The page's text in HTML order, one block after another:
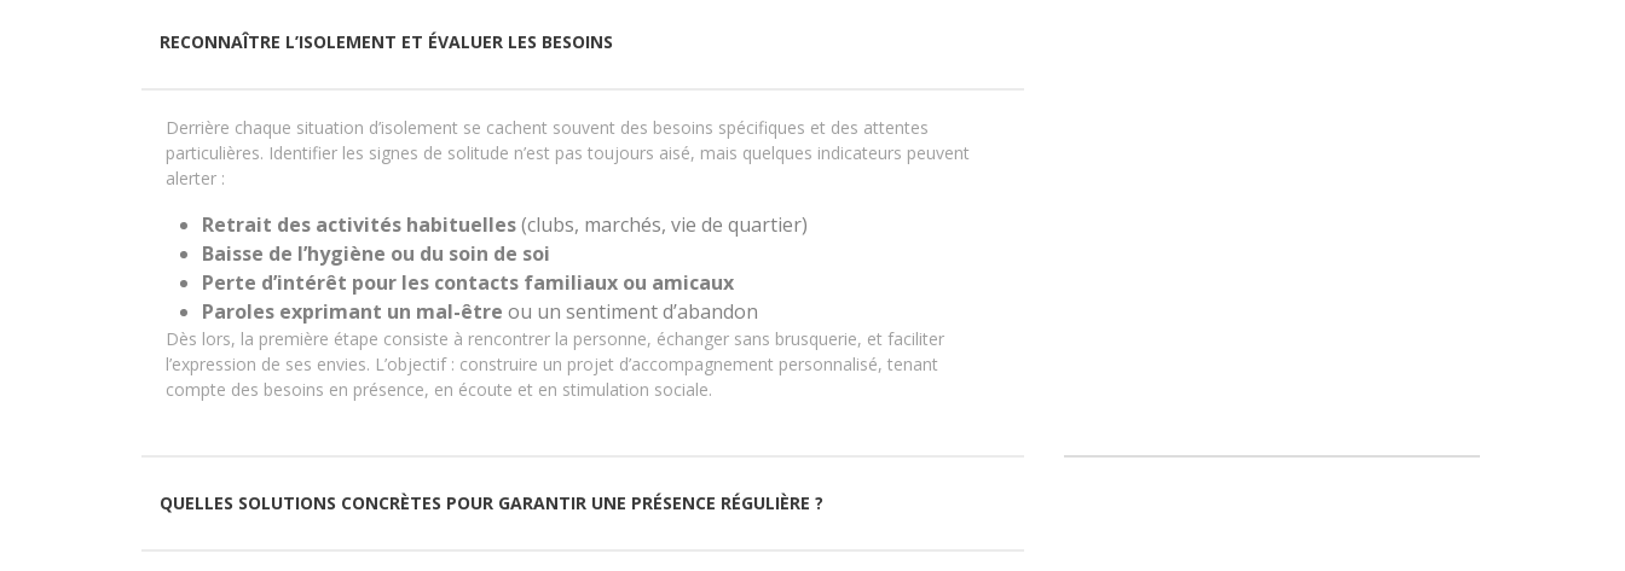
RECONNAÎTRE L’ISOLEMENT ET ÉVALUER LES BESOINS
Derrière chaque situation d’isolement se cachent souvent des besoins spécifiques et des attentes
particulières. Identifier les signes de solitude n’est pas toujours aisé, mais quelques indicateurs peuvent
alerter :
Retrait des activités habituelles(clubs, marchés, vie de quartier)
Baisse de l’hygiène ou du soin de soi
Perte d’intérêt pour les contacts familiaux ou amicaux
Paroles exprimant un mal-être ou un sentiment d’abandon
Dès lors, la première étape consiste à rencontrer la personne, échanger sans brusquerie, et faciliter
l’expression de ses envies. L’objectif : construire un projet d’accompagnement personnalisé, tenant
compte des besoins en présence, en écoute et en stimulation sociale.
QUELLES SOLUTIONS CONCRÈTES POUR GARANTIR UNE PRÉSENCE RÉGULIÈRE ?